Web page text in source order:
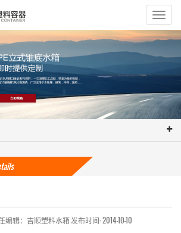
Toggle
编辑：吉顺塑料水箱 发布时间: 2014-10-10